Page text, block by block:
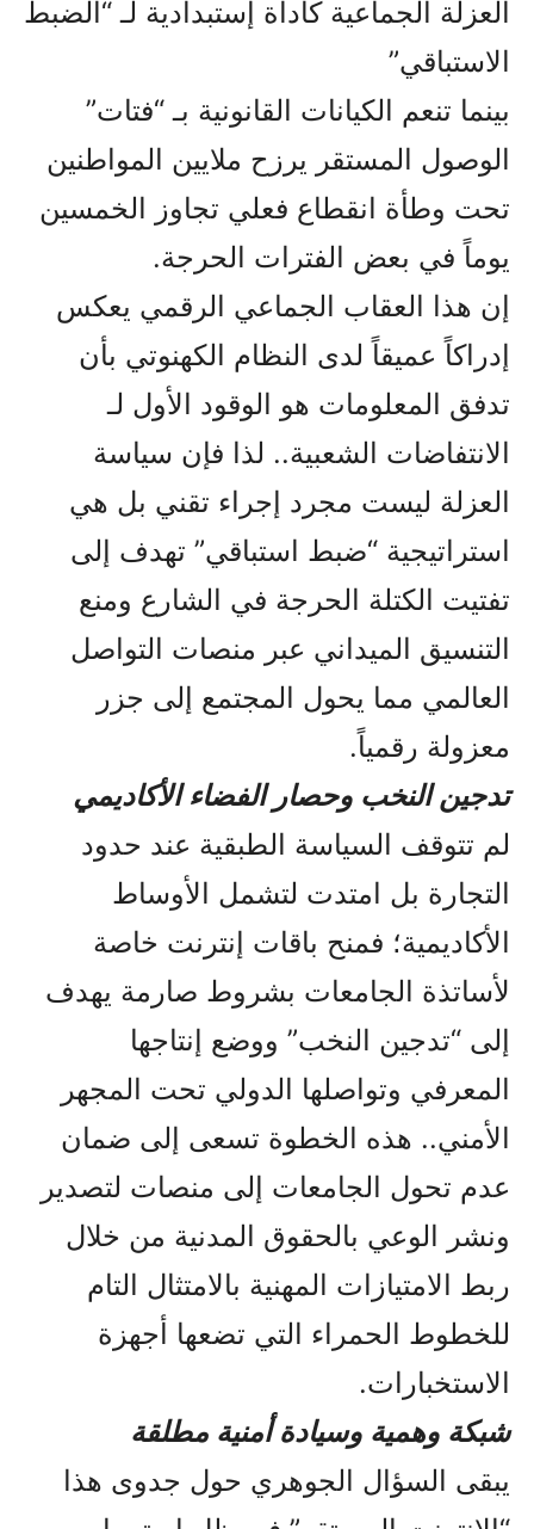
العزلة الجماعية كأداة إستبدادية لـ “الضبط
الاستباقي”
بينما تنعم الكيانات القانونية بـ “فتات”
الوصول المستقر يرزح ملايين المواطنين
تحت وطأة انقطاع فعلي تجاوز الخمسين
يوماً في بعض الفترات الحرجة.
إن هذا العقاب الجماعي الرقمي يعكس
إدراكاً عميقاً لدى النظام الكهنوتي بأن
تدفق المعلومات هو الوقود الأول لـ
الانتفاضات الشعبية.. لذا فإن سياسة
العزلة ليست مجرد إجراء تقني بل هي
استراتيجية “ضبط استباقي” تهدف إلى
تفتيت الكتلة الحرجة في الشارع ومنع
التنسيق الميداني عبر منصات التواصل
العالمي مما يحول المجتمع إلى جزر
معزولة رقمياً.
تدجين النخب وحصار الفضاء الأكاديمي
لم تتوقف السياسة الطبقية عند حدود
التجارة بل امتدت لتشمل الأوساط
الأكاديمية؛ فمنح باقات إنترنت خاصة
لأساتذة الجامعات بشروط صارمة يهدف
إلى “تدجين النخب” ووضع إنتاجها
المعرفي وتواصلها الدولي تحت المجهر
الأمني.. هذه الخطوة تسعى إلى ضمان
عدم تحول الجامعات إلى منصات لتصدير
ونشر الوعي بالحقوق المدنية من خلال
ربط الامتيازات المهنية بالامتثال التام
للخطوط الحمراء التي تضعها أجهزة
الاستخبارات.
شبكة وهمية وسيادة أمنية مطلقة
يبقى السؤال الجوهري حول جدوى هذا